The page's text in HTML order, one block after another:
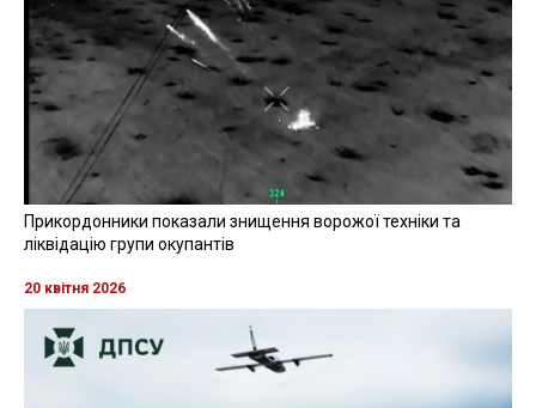
Прикордонники показали знищення ворожої техніки та
ліквідацію групи окупантів
20 квітня 2026